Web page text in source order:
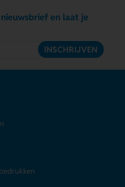
en laat je
INSCHRIJVEN